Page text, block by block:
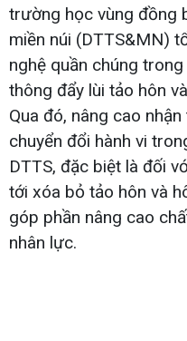
trường học vùng đồng
miền núi (DTTS&MN)
nghệ quần chúng
thông đẩy lùi tảo hôn
Qua đó, nâng cao
chuyển đổi hành vi
DTTS, đặc biệt là đối
tới xóa bỏ tảo hôn và
góp phần nâng cao
nhân lực.